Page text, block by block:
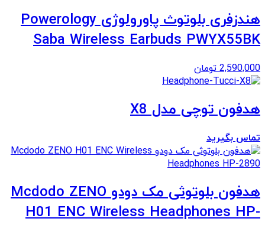
هندزفری بلوتوث پاورولوژی Powerology
Saba Wireless Earbuds PWYX55BK
2,590,000 تومان
هدفون توچی مدل X8
تماس بگیرید
هدفون بلوتوثی مک دودو Mcdodo ZENO
H01 ENC Wireless Headphones HP-